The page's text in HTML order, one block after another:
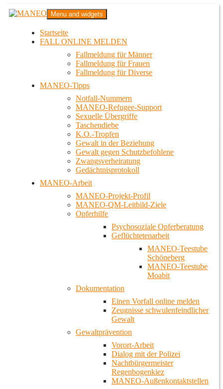
Zum
InhaltMANEO
Das schwule Anti-Gewalt-Projekt in Berlin
Menu and widgets
Startseite
FALL ONLINE MELDEN
Fallmeldung für Männer
Fallmeldung für Frauen
Fallmeldung für Diverse
MANEO-Tipps
Notfall-Nummern
MANEO-Refugee-Support
Sexuelle Übergriffe
Taschendiebe
K.O.-Tropfen
Gewalt in der Beziehung
Gewalt gegen Schutzbefohlene
Zwangsverheiratung
Gedächtnisprotokoll
MANEO-Arbeit
MANEO-Projekt-Profil
MANEO-QM-Leitbild-Ziele
Opferhilfe
Psychosoziale Opferberatung
Geflüchtetenarbeit
MANEO-Teestube
Schöneberg
MANEO-Teestube
Moabit
Dokumentation
Einen Vorfall online melden
Zeugnisse schwulenfeindlicher
Gewalt
Gewaltprävention
Vorort-Arbeit
Dialog mit der Polizei
Nachtbürgermeister
Regenbogenkiez
MANEO-Außenkontaktstellen